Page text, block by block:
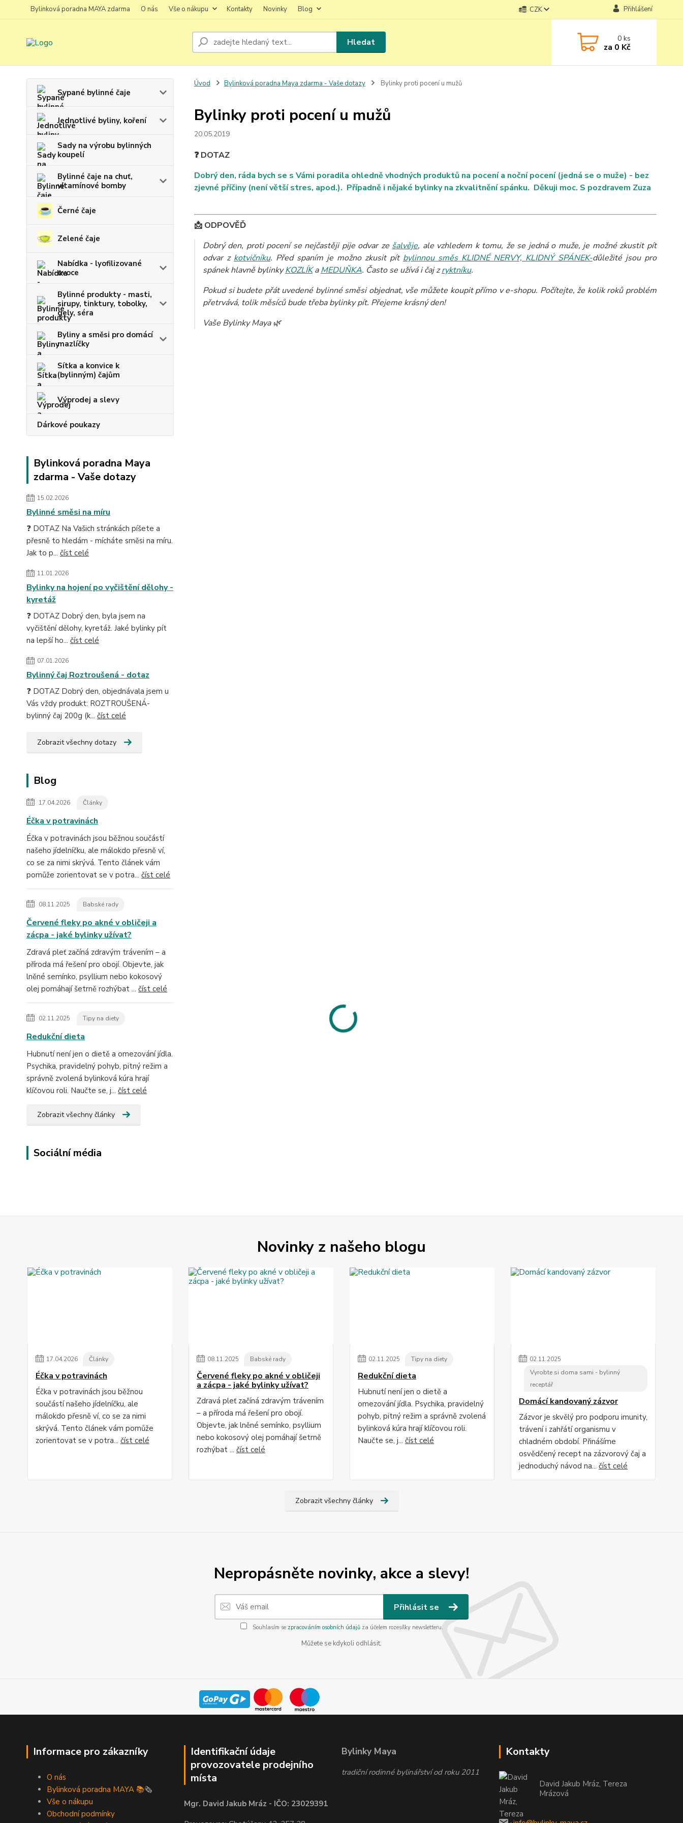
Bylinková poradna MAYA zdarma O nás Vše o nákupu Kontakty Novinky Blog CZK Přihlášení
Hledat 0ks
za 0 Kč
Sypané bylinné čaje
Jednotlivé byliny, koření
Sady na výrobu bylinných
koupelí
Bylinné čaje na chuť,
vitamínové bomby
Černé čaje
Zelené čaje
Nabídka - lyofilizované
ovoce
Bylinné produkty - masti,
sirupy, tinktury, tobolky,
gely, séra
Byliny a směsi pro domácí
mazlíčky
Sítka a konvice k
(bylinným) čajům
Výprodej a slevy
Dárkové poukazy
Bylinková poradna Maya
zdarma - Vaše dotazy
15.02.2026
Bylinné směsi na míru
❓ DOTAZ Na Vašich stránkách píšete a
přesně to hledám - mícháte směsi na míru.
Jak to p... číst celé
11.01.2026
Bylinky na hojení po vyčištění dělohy -
kyretáž
❓ DOTAZ Dobrý den, byla jsem na
vyčištění dělohy, kyretáž. Jaké bylinky pít
na lepší ho... číst celé
07.01.2026
Bylinný čaj Roztroušená - dotaz
❓ DOTAZ Dobrý den, objednávala jsem u
Vás vždy produkt: ROZTROUŠENÁ-
bylinný čaj 200g (k... číst celé
Zobrazit všechny dotazy
Blog
17.04.2026 Články
Éčka v potravinách
Éčka v potravinách jsou běžnou součástí
našeho jídelníčku, ale málokdo přesně ví,
co se za nimi skrývá. Tento článek vám
pomůže zorientovat se v potra... číst celé
08.11.2025 Babské rady
Červené fleky po akné v obličeji a
zácpa - jaké bylinky užívat?
Zdravá pleť začíná zdravým trávením – a
příroda má řešení pro obojí. Objevte, jak
lněné semínko, psyllium nebo kokosový
olej pomáhají šetrně rozhýbat ... číst celé
02.11.2025 Tipy na diety
Redukční dieta
Hubnutí není jen o dietě a omezování jídla.
Psychika, pravidelný pohyb, pitný režim a
správně zvolená bylinková kúra hrají
klíčovou roli. Naučte se, j... číst celé
Zobrazit všechny články
Sociální média
Úvod Bylinková poradna Maya zdarma - Vaše dotazy Bylinky proti pocení u mužů
Bylinky proti pocení u mužů
20.05.2019
❓ DOTAZ
Dobrý den, ráda bych se s Vámi poradila ohledně vhodných produktů na pocení a noční pocení (jedná se o muže) - bez
zjevné příčiny (není větší stres, apod.). Případně i nějaké bylinky na zkvalitnění spánku. Děkuji moc. S pozdravem Zuza
📩 ODPOVĚĎ
Dobrý den, proti pocení se nejčastěji pije odvar ze šalvěje, ale vzhledem k tomu, že se jedná o muže, je možné zkustit pít
odvar z kotvičníku. Před spaním je možno zkusit pít bylinnou směs KLIDNÉ NERVY, KLIDNÝ SPÁNEK-důležité jsou pro
spánek hlavně bylinkyKOZLÍKaMEDUŇKA. Často se užívá i čaj zryktníku.
Pokud si budete přát uvedené bylinné směsi objednat, vše můžete koupit přímo v e-shopu. Počítejte, že kolik roků problém
přetrvává, tolik měsíců bude třeba bylinky pít. Přejeme krásný den!
Vaše Bylinky Maya 🌿
Novinky z našeho blogu
17.04.2026 Články
Éčka v potravinách
Éčka v potravinách jsou běžnou
součástí našeho jídelníčku, ale
málokdo přesně ví, co se za nimi
skrývá. Tento článek vám pomůže
zorientovat se v potra... číst celé
08.11.2025 Babské rady
Červené fleky po akné v obličeji
a zácpa - jaké bylinky užívat?
Zdravá pleť začíná zdravým trávením
– a příroda má řešení pro obojí.
Objevte, jak lněné semínko, psyllium
nebo kokosový olej pomáhají šetrně
rozhýbat ... číst celé
02.11.2025 Tipy na diety
Redukční dieta
Hubnutí není jen o dietě a
omezování jídla. Psychika, pravidelný
pohyb, pitný režim a správně zvolená
bylinková kúra hrají klíčovou roli.
Naučte se, j... číst celé
02.11.2025
Vyrobte si doma sami - bylinný
receptář
Domácí kandovaný zázvor
Zázvor je skvělý pro podporu imunity,
trávení i zahřátí organismu v
chladném období. Přinášíme
osvědčený recept na zázvorový čaj a
jednoduchý návod na...číst celé
Zobrazit všechny články
Nepropásněte novinky, akce a slevy!
Přihlásit se
Souhlasím se zpracováním osobních údajůza účelem rozesílky newsletteru.
Můžete se kdykoli odhlásit.
Informace pro zákazníky
O nás
Bylinková poradna MAYA 📚🗞️
Vše o nákupu
Obchodní podmínky
Identifikační údaje
provozovatele prodejního
místa
Mgr. David Jakub Mráz - IČO: 23029391
Bylinky Maya
tradiční rodinné bylinářství od roku 2011
Kontakty
David Jakub Mráz, Tereza
Mrázová